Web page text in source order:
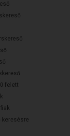
felett
keresésre